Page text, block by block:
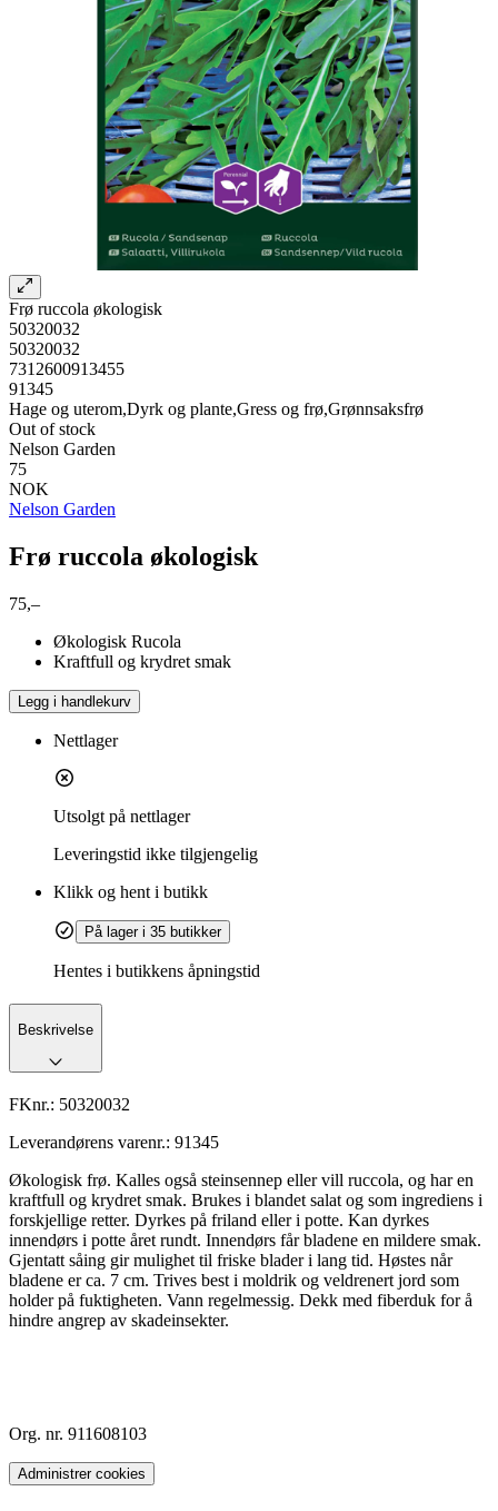
Frø ruccola økologisk
50320032
50320032
7312600913455
91345
Hage og uterom,Dyrk og plante,Gress og frø,Grønnsaksfrø
Out of stock
Nelson Garden
75
NOK
Nelson Garden
Frø ruccola økologisk
75,–
Økologisk Rucola
Kraftfull og krydret smak
Legg i handlekurv
Nettlager
Utsolgt på nettlager
Leveringstid ikke tilgjengelig
Klikk og hent i butikk
På lager i 35 butikker
Hentes i butikkens åpningstid
Beskrivelse
FKnr.: 50320032
Leverandørens varenr.: 91345
Økologisk frø. Kalles også steinsennep eller vill ruccola, og har en
kraftfull og krydret smak. Brukes i blandet salat og som ingrediens i
forskjellige retter. Dyrkes på friland eller i potte. Kan dyrkes
innendørs i potte året rundt. Innendørs får bladene en mildere smak.
Gjentatt såing gir mulighet til friske blader i lang tid. Høstes når
bladene er ca. 7 cm. Trives best i moldrik og veldrenert jord som
holder på fuktigheten. Vann regelmessig. Dekk med fiberduk for å
hindre angrep av skadeinsekter.
Org. nr. 911608103
Administrer cookies